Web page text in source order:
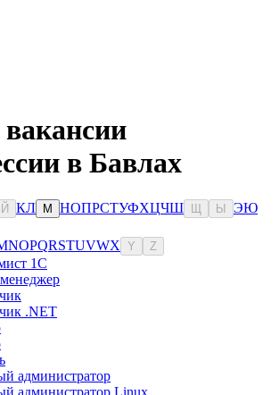
в Бавлах
Й КЛ М НОПРСТУФХЦЧШ Ы ЭЮ
NOPQRSTUVWX Y Z
1С
.NET
администратор
администратор Linux